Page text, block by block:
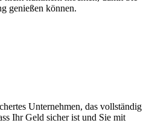
genießen können.
Unternehmen, das vollständig
Ihr Geld sicher ist und Sie mit